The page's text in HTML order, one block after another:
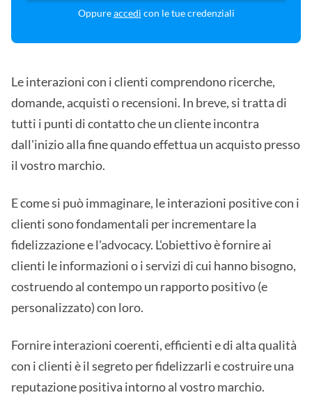
Oppureaccedi con le tue credenziali
Le interazioni con i clienti comprendono ricerche,
domande, acquisti o recensioni. In breve, si tratta di
tutti i punti di contatto che un cliente incontra
dall'inizio alla fine quando effettua un acquisto presso
il vostro marchio.
E come si può immaginare, le interazioni positive con i
clienti sono fondamentali per incrementare la
fidelizzazione e l'advocacy. L'obiettivo è fornire ai
clienti le informazioni o i servizi di cui hanno bisogno,
costruendo al contempo un rapporto positivo (e
personalizzato) con loro.
Fornire interazioni coerenti, efficienti e di alta qualità
con i clienti è il segreto per fidelizzarli e costruire una
reputazione positiva intorno al vostro marchio.